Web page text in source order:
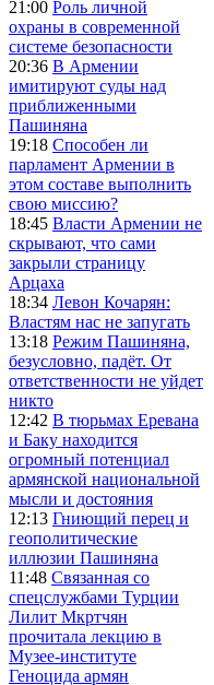
21:00 Роль личной
охраны в современной
системе безопасности
20:36 В Армении
имитируют суды над
приближенными
Пашиняна
19:18 Способен ли
парламент Армении в
этом составе выполнить
свою миссию?
18:45 Власти Армении не
скрывают, что сами
закрыли страницу
Арцаха
18:34 Левон Кочарян:
Властям нас не запугать
13:18 Режим Пашиняна,
безусловно, падёт. От
ответственности не уйдет
никто
12:42 В тюрьмах Еревана
и Баку находится
огромный потенциал
армянской национальной
мысли и достояния
12:13 Гниющий перец и
геополитические
иллюзии Пашиняна
11:48 Связанная со
спецслужбами Турции
Лилит Мкртчян
прочитала лекцию в
Музее-институте
Геноцида армян